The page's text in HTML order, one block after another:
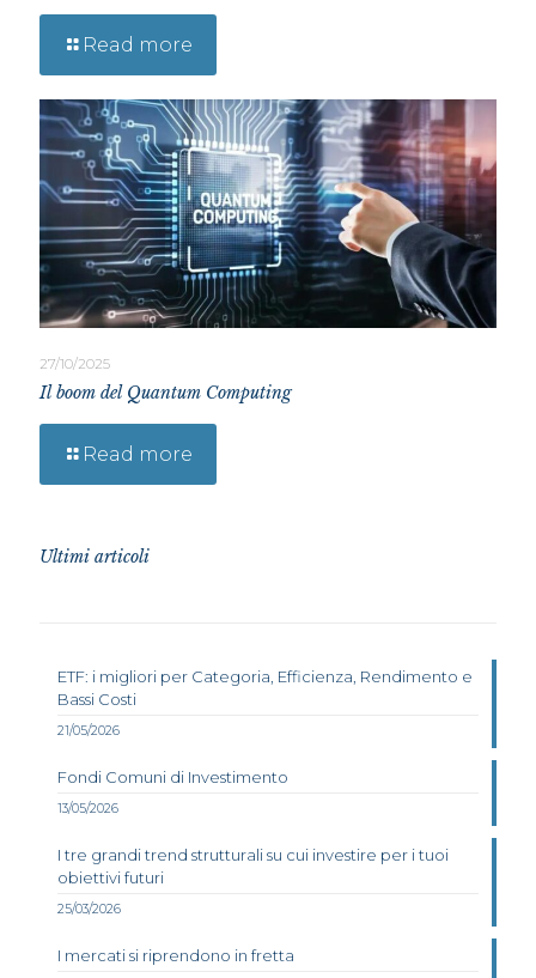
Read more
27/10/2025
Il boom del Quantum Computing
Read more
Ultimi articoli
ETF: i migliori per Categoria, Efficienza, Rendimento e
Bassi Costi
21/05/2026
Fondi Comuni di Investimento
13/05/2026
I tre grandi trend strutturali su cui investire per i tuoi
obiettivi futuri
25/03/2026
I mercati si riprendono in fretta